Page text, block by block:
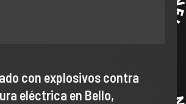
con explosivos contra
eléctrica en Bello,